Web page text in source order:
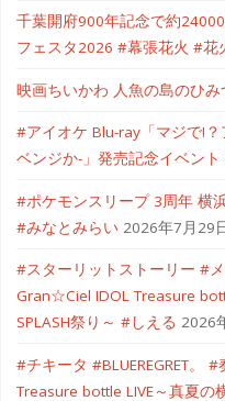
入
し
ま
た"
千葉開府900年記念で約
フェスタ2026 #幕張花火 #花
映画ちいかわ 人魚の島のひみ
#アイオケ Blu-ray「マジで!
ベンジか-」発売記念イベン
#ポケモンスリープ 3周年 横
#みなとみらい 2026年7月29
#スターリットストーリー #
Gran☆Ciel IDOL Treasure
SPLASH祭り～ #しえる 2026
#チキータ #BLUEREGRET。
Treasure bottle LIVE～真夏の